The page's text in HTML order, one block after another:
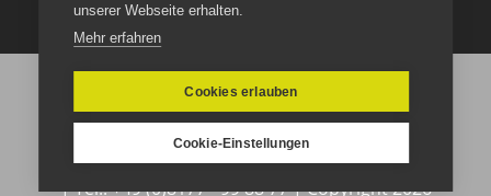
E-Mail:info@look-sprachreisen.de
Tel.: +49 (0)8177 - 99 88 77
Copyright 2026
unserer Webseite erhalten.
Mehr erfahren
Cookies erlauben
Cookie-Einstellungen